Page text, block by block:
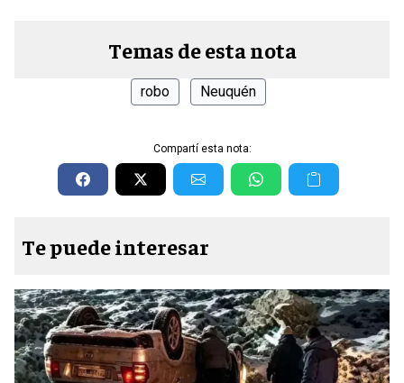
Temas de esta nota
robo Neuquén
Compartí esta nota:
Te puede interesar